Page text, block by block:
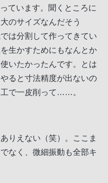
ています。聞くところに
のサイズなんだそう
は分割して作ってきてい
生かすためにもなんとか
いたかったんです。とは
ると寸法精度が出ないの
で一皮削って……。
りえない（笑）。ここま
なく、微細振動も全部キ